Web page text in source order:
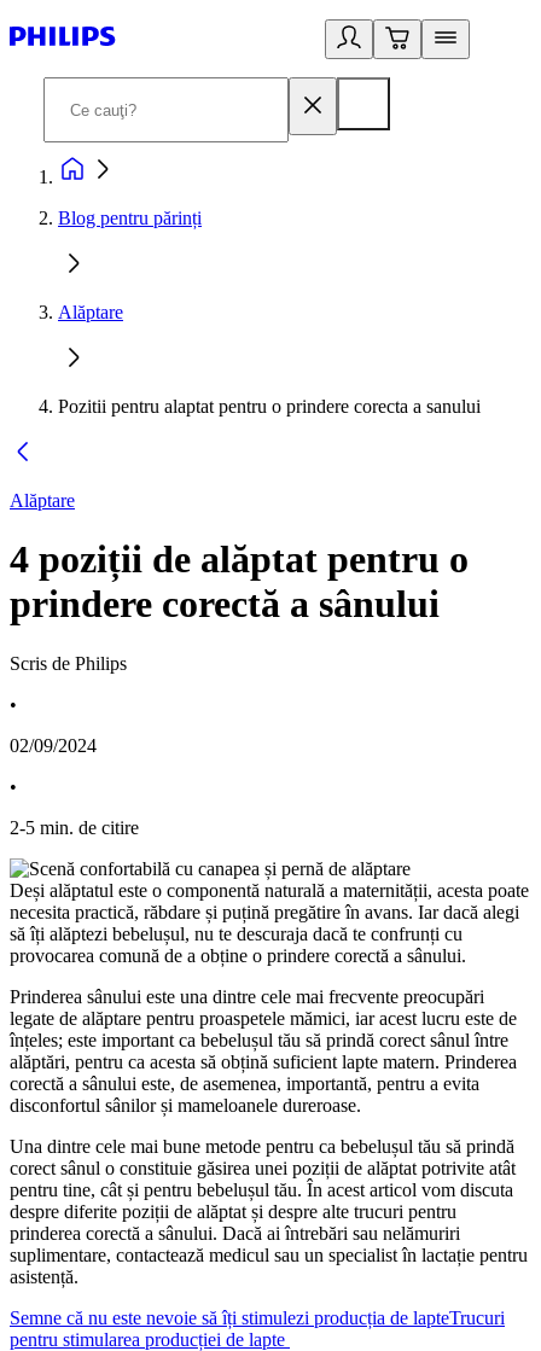
Blog pentru părinți
Alăptare
Pozitii pentru alaptat pentru o prindere corecta a sanului
Alăptare
4 poziții de alăptat pentru o
prindere corectă a sânului
Scris de Philips
•
02/09/2024
•
2-5 min. de citire
Deși alăptatul este o componentă naturală a maternității, acesta poate
necesita practică, răbdare și puțină pregătire în avans. Iar dacă alegi
să îți alăptezi bebelușul, nu te descuraja dacă te confrunți cu
provocarea comună de a obține o prindere corectă a sânului.
Prinderea sânului este una dintre cele mai frecvente preocupări
legate de alăptare pentru proaspetele mămici, iar acest lucru este de
înțeles; este important ca bebelușul tău să prindă corect sânul între
alăptări, pentru ca acesta să obțină suficient lapte matern. Prinderea
corectă a sânului este, de asemenea, importantă, pentru a evita
disconfortul sânilor și mameloanele dureroase.
Una dintre cele mai bune metode pentru ca bebelușul tău să prindă
corect sânul o constituie găsirea unei poziții de alăptat potrivite atât
pentru tine, cât și pentru bebelușul tău. În acest articol vom discuta
despre diferite poziții de alăptat și despre alte trucuri pentru
prinderea corectă a sânului. Dacă ai întrebări sau nelămuriri
suplimentare, contactează medicul sau un specialist în lactație pentru
asistență.
Semne că nu este nevoie să îți stimulezi producția de lapteTrucuri
pentru stimularea producției de lapte